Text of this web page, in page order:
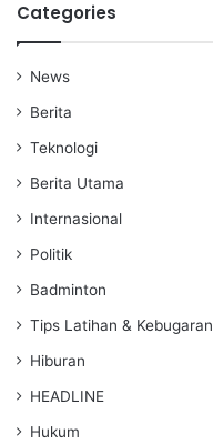
Categories
News
Berita
Teknologi
Berita Utama
Internasional
Politik
Badminton
Tips Latihan & Kebugaran
Hiburan
HEADLINE
Hukum